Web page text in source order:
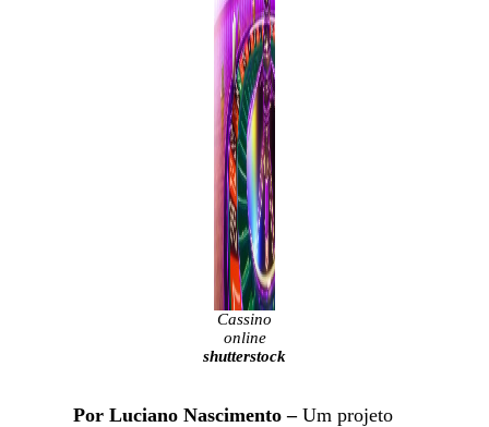
Cassino
online
shutterstock
Por Luciano Nascimento –Um projeto